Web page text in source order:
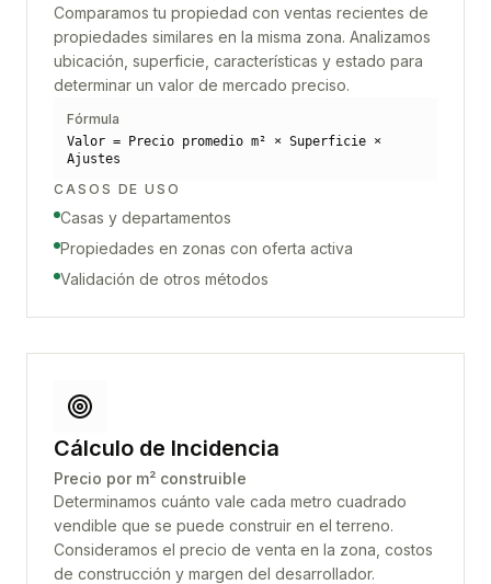
Comparamos tu propiedad con ventas recientes de
propiedades similares en la misma zona. Analizamos
ubicación, superficie, características y estado para
determinar un valor de mercado preciso.
Fórmula
Valor = Precio promedio m² × Superficie ×
Ajustes
CASOS DE USO
Casas y departamentos
Propiedades en zonas con oferta activa
Validación de otros métodos
Cálculo de Incidencia
Precio por m² construible
Determinamos cuánto vale cada metro cuadrado
vendible que se puede construir en el terreno.
Consideramos el precio de venta en la zona, costos
de construcción y margen del desarrollador.